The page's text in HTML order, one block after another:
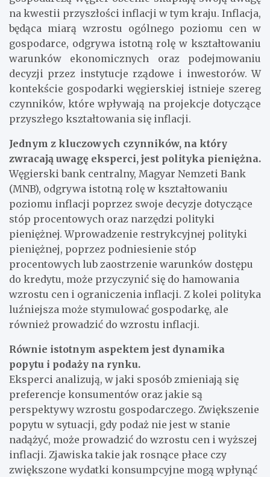
na kwestii przyszłości inflacji w tym kraju. Inflacja,
będąca miarą wzrostu ogólnego poziomu cen w
gospodarce, odgrywa istotną rolę w kształtowaniu
warunków ekonomicznych oraz podejmowaniu
decyzji przez instytucje rządowe i inwestorów. W
kontekście gospodarki węgierskiej istnieje szereg
czynników, które wpływają na projekcje dotyczące
przyszłego kształtowania się inflacji.
Jednym z kluczowych czynników, na który
zwracają uwagę eksperci, jest polityka pieniężna.
Węgierski bank centralny, Magyar Nemzeti Bank
(MNB), odgrywa istotną rolę w kształtowaniu
poziomu inflacji poprzez swoje decyzje dotyczące
stóp procentowych oraz narzędzi polityki
pieniężnej. Wprowadzenie restrykcyjnej polityki
pieniężnej, poprzez podniesienie stóp
procentowych lub zaostrzenie warunków dostępu
do kredytu, może przyczynić się do hamowania
wzrostu cen i ograniczenia inflacji. Z kolei polityka
luźniejsza może stymulować gospodarkę, ale
również prowadzić do wzrostu inflacji.
Równie istotnym aspektem jest dynamika
popytu i podaży na rynku.
Eksperci analizują, w jaki sposób zmieniają się
preferencje konsumentów oraz jakie są
perspektywy wzrostu gospodarczego. Zwiększenie
popytu w sytuacji, gdy podaż nie jest w stanie
nadążyć, może prowadzić do wzrostu cen i wyższej
inflacji. Zjawiska takie jak rosnące płace czy
zwiększone wydatki konsumpcyjne mogą wpłynąć